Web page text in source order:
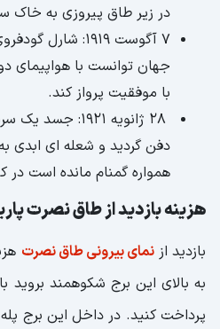
در زیر طاق پیروزی به خاک
7 آگوست 1919:
جهان توانست با هواپیمای
با موفقیت پرواز کند.
28 ژانویه 1921:
دفن گردید و شعله ای ابدی
همواره گمنام مانده است
هزینه بازدید از طاق نصرت
بازدید ازنمای بیرونی طاق نصرت
به بالای این برج شکوهمند بروید
پرداخت کنید. در داخل این برج